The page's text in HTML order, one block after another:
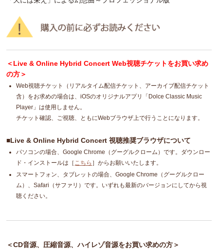
＜Live & Online Hybrid Concert Web視聴チケットをお買い求め
の方＞
Web視聴チケット（リアルタイム配信チケット、アーカイブ配信チケット
含）をお求めの場合は、iOSのオリジナルアプリ「Dolce Classic Music
Player」は使用しません。
チケット確認、ご視聴、ともにWebブラウザ上で行うことになります。
■Live & Online Hybrid Concert 視聴推奨ブラウザについて
パソコンの場合、Google Chrome（グーグルクローム）です。ダウンロー
ド・インストールは［ こちら ］からお願いいたします。
スマートフォン、タブレットの場合、Google Chrome（グーグルクロー
ム）、Safari（サファリ）です。いずれも最新のバージョンにしてから視
聴ください。
＜CD音源、圧縮音源、ハイレゾ音源をお買い求めの方＞